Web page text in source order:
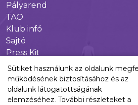
Pályarend
TAO
Klub infó
Sajtó
Press Kit
Újpest FC Shop
Digitális felületeink
Facebook
Sütiket használunk az oldalunk
működésének biztosításához és az
oldalunk látogatottságának
elemzéséhez. További részleteket a